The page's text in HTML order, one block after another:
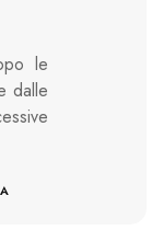
le
dalle